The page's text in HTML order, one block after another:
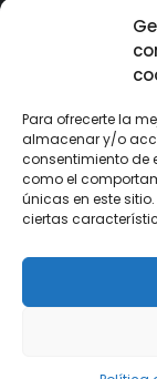
Para ofrecerte la
almacenar y/o
consentimiento de
como el
únicas en este
ciertas
Te mantendrás
realmente te
© ActionToys.es